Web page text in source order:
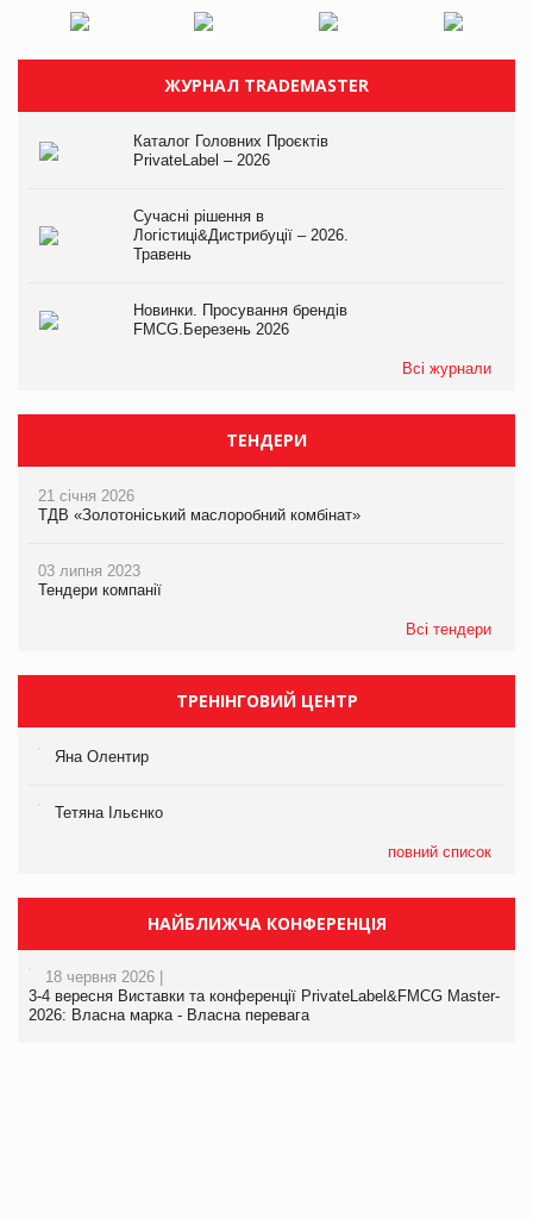
ЖУРНАЛ TRADEMASTER
Каталог Головних Проєктів
PrivateLabel – 2026
Сучасні рішення в
Логістиці&Дистрибуції – 2026.
Травень
Новинки. Просування брендів
FMCG.Березень 2026
Всі журнали
ТЕНДЕРИ
21 січня 2026
ТДВ «Золотоніський маслоробний комбінат»
03 липня 2023
Тендери компанії
Всі тендери
ТРЕНІНГОВИЙ ЦЕНТР
Яна Олентир
Тетяна Ільєнко
повний список
НАЙБЛИЖЧА КОНФЕРЕНЦІЯ
18 червня 2026 |
3-4 вересня Виставки та конференції PrivateLabel&FMCG Master-
2026: Власна марка - Власна перевага